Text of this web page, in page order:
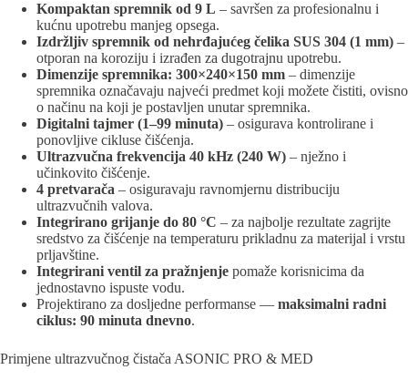
Kompaktan spremnik od 9 L – savršen za profesionalnu i
kućnu upotrebu manjeg opsega.
Izdržljiv spremnik od nehrđajućeg čelika SUS 304 (1 mm) –
otporan na koroziju i izrađen za dugotrajnu upotrebu.
Dimenzije spremnika: 300×240×150 mm – dimenzije
spremnika označavaju najveći predmet koji možete čistiti, ovisno
o načinu na koji je postavljen unutar spremnika.
Digitalni tajmer (1–99 minuta) – osigurava kontrolirane i
ponovljive cikluse čišćenja.
Ultrazvučna frekvencija 40 kHz (240 W) – nježno i
učinkovito čišćenje.
4 pretvarača – osiguravaju ravnomjernu distribuciju
ultrazvučnih valova.
Integrirano grijanje do 80 °C – za najbolje rezultate zagrijte
sredstvo za čišćenje na temperaturu prikladnu za materijal i vrstu
prljavštine.
Integrirani ventil za pražnjenje pomaže korisnicima da
jednostavno ispuste vodu.
Projektirano za dosljedne performanse — maksimalni radni
ciklus: 90 minuta dnevno.
Primjene ultrazvučnog čistača ASONIC PRO & MED